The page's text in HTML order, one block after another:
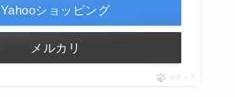
Yahooショッピング
メルカリ
ポチップ